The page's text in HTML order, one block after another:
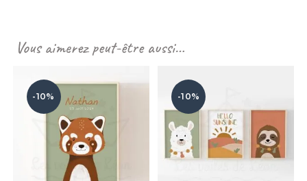
Vous aimerez peut-être aussi…
-10% -10%